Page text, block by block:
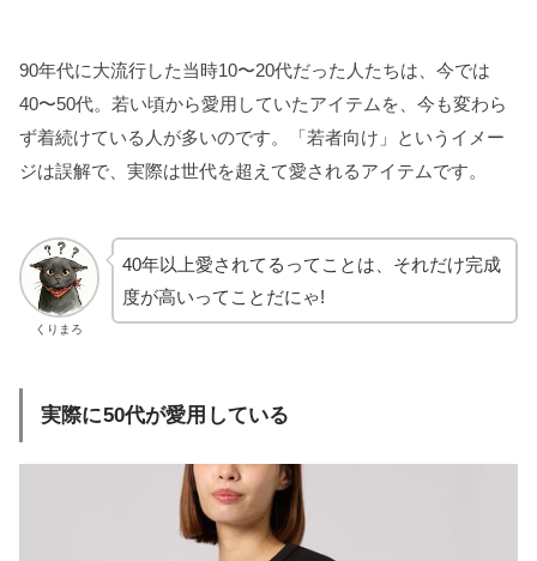
90年代に大流行した当時10〜20代だった人たちは、今では
40〜50代。若い頃から愛用していたアイテムを、今も変わら
ず着続けている人が多いのです。「若者向け」というイメー
ジは誤解で、実際は世代を超えて愛されるアイテムです。
くりまろ
40年以上愛されてるってことは、それだけ完成
度が高いってことだにゃ!
実際に50代が愛用している